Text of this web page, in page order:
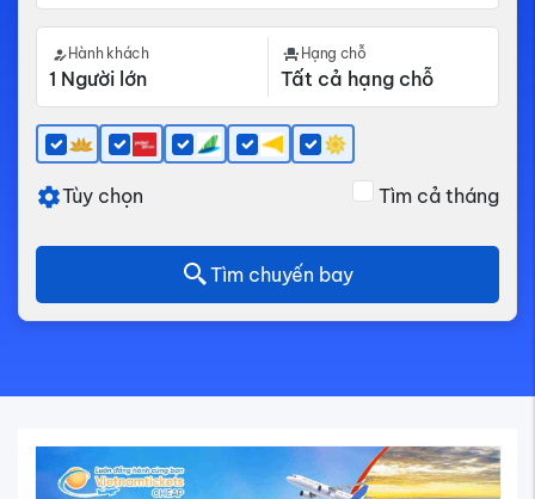
Hành khách Hạng chỗ
Tùy chọn Tìm cả tháng
Tìm chuyến bay